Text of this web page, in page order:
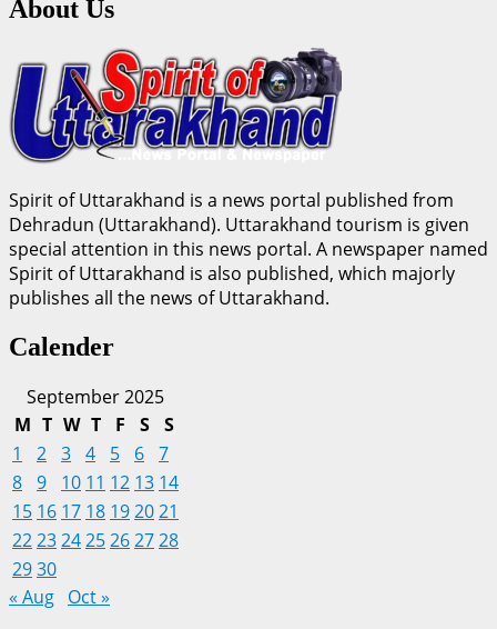
About Us
Spirit of Uttarakhand is a news portal published from
Dehradun (Uttarakhand). Uttarakhand tourism is given
special attention in this news portal. A newspaper named
Spirit of Uttarakhand is also published, which majorly
publishes all the news of Uttarakhand.
Calender
September 2025
M T W T F S
S
1
2 3 4 5 6 7
8 9 10 11 12 13 14
15 16 17 18 192021
22232425262728
2930
« Aug Oct »